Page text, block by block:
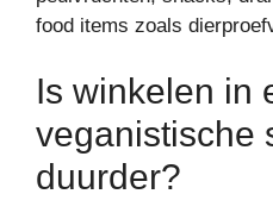
food items zoals
Is winkelen in
veganistische
duurder?